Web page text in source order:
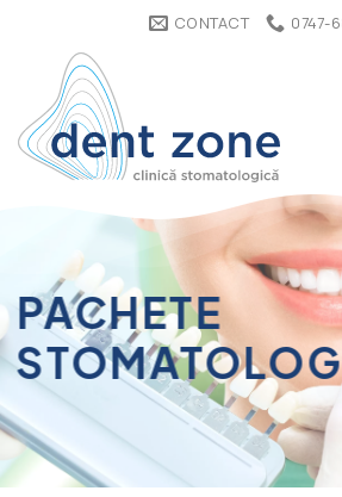
CONTACT 0747-
PACHETE